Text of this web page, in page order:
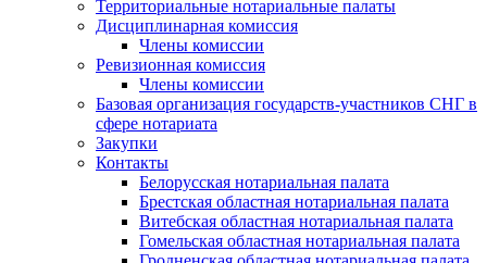
Территориальные нотариальные палаты
Дисциплинарная комиссия
Члены комиссии
Ревизионная комиссия
Члены комиссии
Базовая организация государств-участников СНГ в
сфере нотариата
Закупки
Контакты
Белорусская нотариальная палата
Брестская областная нотариальная палата
Витебская областная нотариальная палата
Гомельская областная нотариальная палата